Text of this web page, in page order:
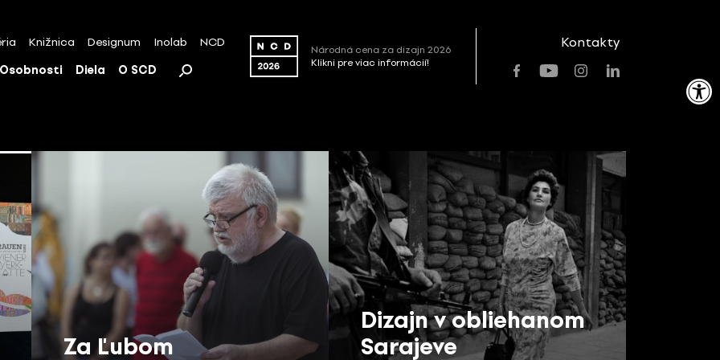
Open toolbar
Knižnica Designum Inolab NCD
Osobnosti Diela O SCD
Národná cena za dizajn 2026
Klikni pre viac informácií!
Kontakty
Za Ľubom
Dizajn v obliehanom
Sarajeve